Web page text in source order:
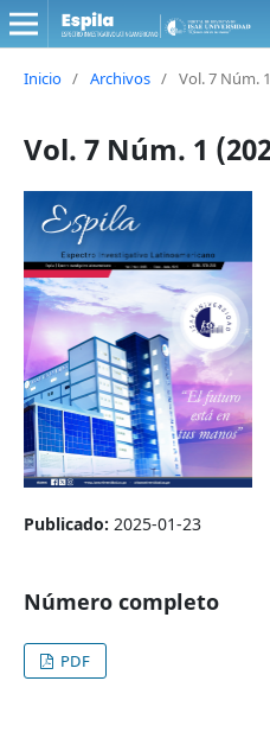
Inicio / Archivos / Vol. 7 Núm.
Vol. 7 Núm. 1
Publicado: 2025-01-23
Número completo
PDF